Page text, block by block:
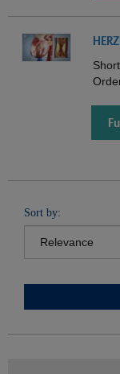
Sort by: